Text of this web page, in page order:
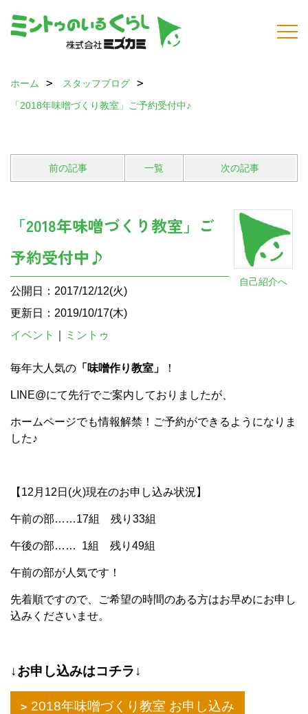
ホーム
スタッフブログ
「2018年味噌づくり教室」ご予約受付中♪
前の記事 一覧 次の記事
自己紹介へ
「2018年味噌づくり教室」ご
予約受付中♪
公開日：2017/12/12(火)
更新日：2019/10/17(木)
イベント
ミントゥ
毎年大人気の 「味噌作り教室」 ！
LINE@にて先行でご案内しておりましたが、
ホームページでも情報解禁！ご予約ができるようになりま
した♪
【12月12日(火)現在のお申し込み状況】
午前の部……17組 残り33組
午後の部…… 1組 残り49組
午前の部が人気です！
先着順ですので、ご希望の時間のある方はお早めにお申し
込みくださいませ。
↓お申し込みはコチラ↓
2018年味噌づくり教室 お申し込み